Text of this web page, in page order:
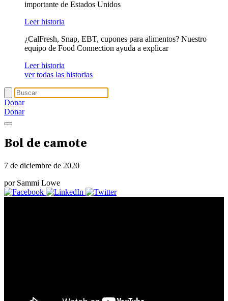
importante de Estados Unidos
Leer historia
¿CalFresh, Snap, EBT, cupones para alimentos? Nuestro
equipo de Food Connection ayuda a explicar
Leer historia
ver todas las historias
Donar
Donar
Bol de camote
7 de diciembre de 2020
por Sammi Lowe